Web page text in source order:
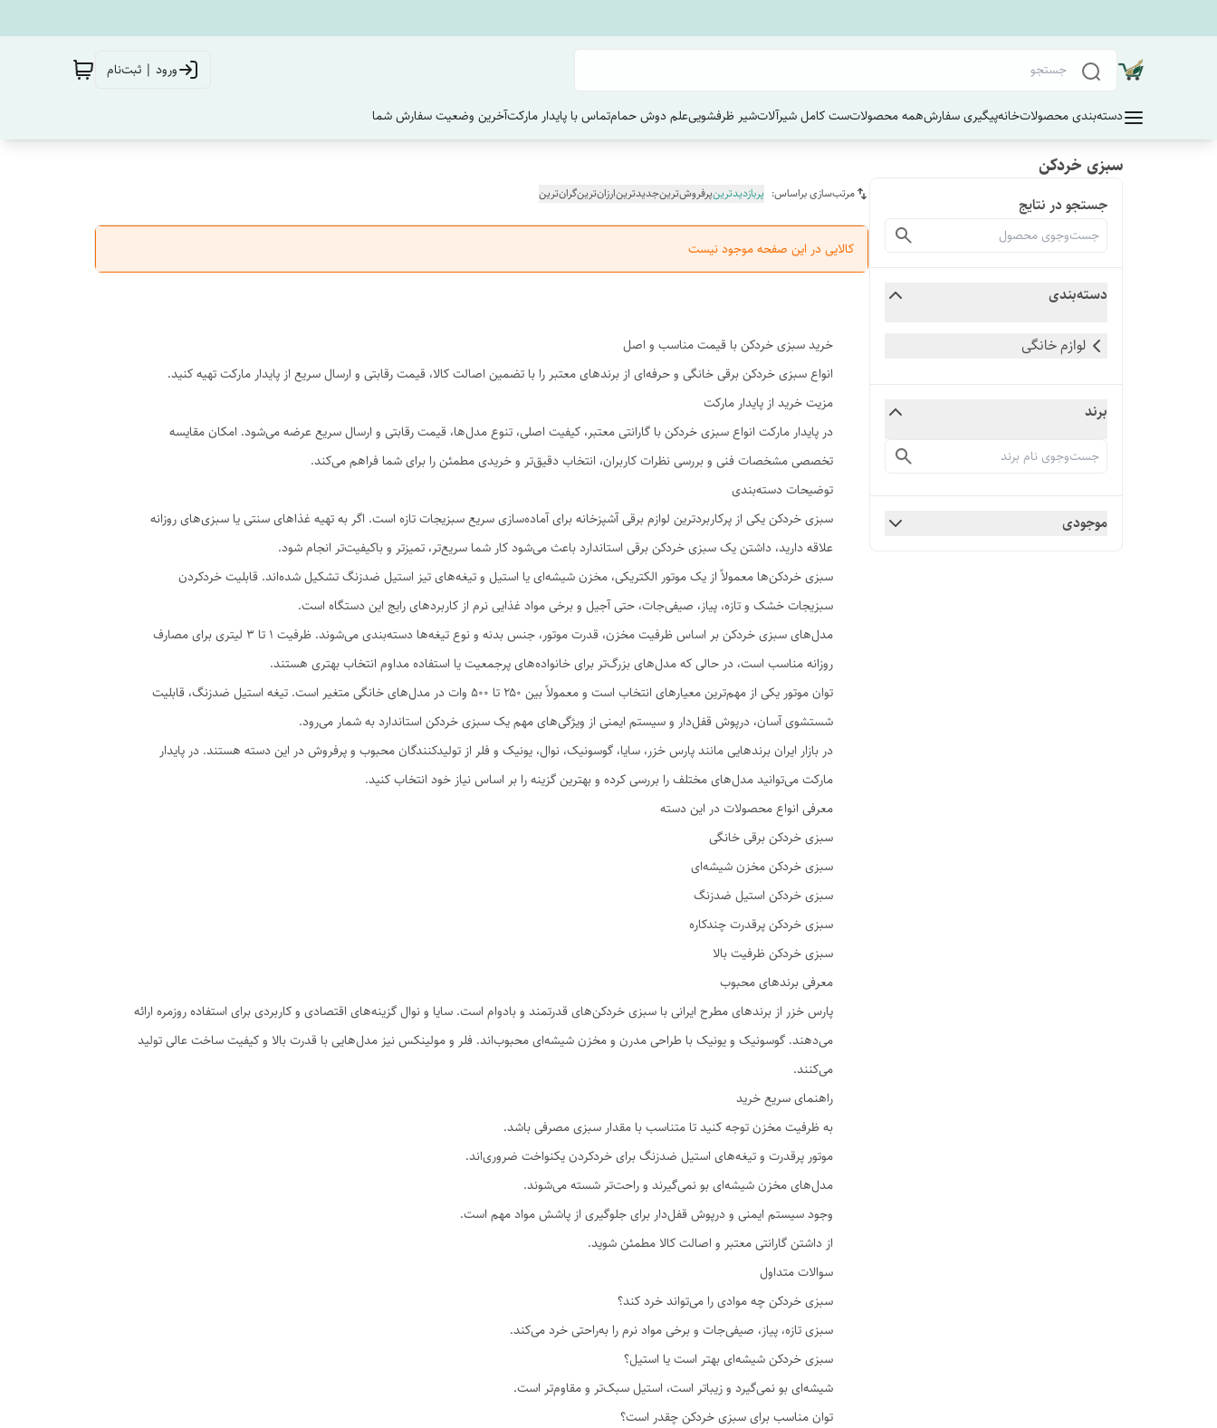
ورود | ثبت‌نام
دسته‌بندی محصولاتخانهپیگیری سفارشهمه محصولاتست کامل شیرآلاتشیر ظرفشوییعلم دوش حمامتماس با پایدار مارکتآخرین وضعیت سفارش‌ شما
سبزی خردکن
جستجو در نتایج
دسته‌بندی
لوازم خانگی
برند
موجودی
مرتب‌سازی براساس: پربازدیدترینپرفروش‌ترینجدیدترینارزان‌ترینگران‌ترین
کالایی در این صفحه موجود نیست
خرید سبزی خردکن با قیمت مناسب و اصل
انواع سبزی خردکن برقی خانگی و حرفه‌ای از برندهای معتبر را با تضمین اصالت کالا، قیمت رقابتی و ارسال سریع از پایدار مارکت تهیه کنید.
مزیت خرید از پایدار مارکت
در پایدار مارکت انواع سبزی خردکن با گارانتی معتبر، کیفیت اصلی، تنوع مدل‌ها، قیمت رقابتی و ارسال سریع عرضه می‌شود. امکان مقایسه
تخصصی مشخصات فنی و بررسی نظرات کاربران، انتخاب دقیق‌تر و خریدی مطمئن را برای شما فراهم می‌کند.
توضیحات دسته‌بندی
سبزی خردکن یکی از پرکاربردترین لوازم برقی آشپزخانه برای آماده‌سازی سریع سبزیجات تازه است. اگر به تهیه غذاهای سنتی یا سبزی‌های روزانه
علاقه دارید، داشتن یک سبزی خردکن برقی استاندارد باعث می‌شود کار شما سریع‌تر، تمیزتر و باکیفیت‌تر انجام شود.
سبزی خردکن‌ها معمولاً از یک موتور الکتریکی، مخزن شیشه‌ای یا استیل و تیغه‌های تیز استیل ضدزنگ تشکیل شده‌اند. قابلیت خردکردن
سبزیجات خشک و تازه، پیاز، صیفی‌جات، حتی آجیل و برخی مواد غذایی نرم از کاربردهای رایج این دستگاه است.
مدل‌های سبزی خردکن بر اساس ظرفیت مخزن، قدرت موتور، جنس بدنه و نوع تیغه‌ها دسته‌بندی می‌شوند. ظرفیت ۱ تا ۳ لیتری برای مصارف
روزانه مناسب است، در حالی که مدل‌های بزرگ‌تر برای خانواده‌های پرجمعیت یا استفاده مداوم انتخاب بهتری هستند.
توان موتور یکی از مهم‌ترین معیارهای انتخاب است و معمولاً بین ۲۵۰ تا ۵۰۰ وات در مدل‌های خانگی متغیر است. تیغه استیل ضدزنگ، قابلیت
شستشوی آسان، درپوش قفل‌دار و سیستم ایمنی از ویژگی‌های مهم یک سبزی خردکن استاندارد به شمار می‌رود.
در بازار ایران برندهایی مانند پارس خزر، سایا، گوسونیک، نوال، یونیک و فلر از تولیدکنندگان محبوب و پرفروش در این دسته هستند. در پایدار
مارکت می‌توانید مدل‌های مختلف را بررسی کرده و بهترین گزینه را بر اساس نیاز خود انتخاب کنید.
معرفی انواع محصولات در این دسته
سبزی خردکن برقی خانگی
سبزی خردکن مخزن شیشه‌ای
سبزی خردکن استیل ضدزنگ
سبزی خردکن پرقدرت چندکاره
سبزی خردکن ظرفیت بالا
معرفی برندهای محبوب
پارس خزر از برندهای مطرح ایرانی با سبزی خردکن‌های قدرتمند و بادوام است. سایا و نوال گزینه‌های اقتصادی و کاربردی برای استفاده روزمره ارائه
می‌دهند. گوسونیک و یونیک با طراحی مدرن و مخزن شیشه‌ای محبوب‌اند. فلر و مولینکس نیز مدل‌هایی با قدرت بالا و کیفیت ساخت عالی تولید
می‌کنند.
راهنمای سریع خرید
به ظرفیت مخزن توجه کنید تا متناسب با مقدار سبزی مصرفی باشد.
موتور پرقدرت و تیغه‌های استیل ضدزنگ برای خردکردن یکنواخت ضروری‌اند.
مدل‌های مخزن شیشه‌ای بو نمی‌گیرند و راحت‌تر شسته می‌شوند.
وجود سیستم ایمنی و درپوش قفل‌دار برای جلوگیری از پاشش مواد مهم است.
از داشتن گارانتی معتبر و اصالت کالا مطمئن شوید.
سوالات متداول
سبزی خردکن چه موادی را می‌تواند خرد کند؟
سبزی تازه، پیاز، صیفی‌جات و برخی مواد نرم را به‌راحتی خرد می‌کند.
سبزی خردکن شیشه‌ای بهتر است یا استیل؟
شیشه‌ای بو نمی‌گیرد و زیباتر است، استیل سبک‌تر و مقاوم‌تر است.
توان مناسب برای سبزی خردکن چقدر است؟